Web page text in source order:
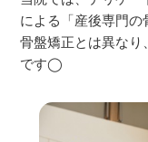
による「産後専門
骨盤矯正とは異な
です◯